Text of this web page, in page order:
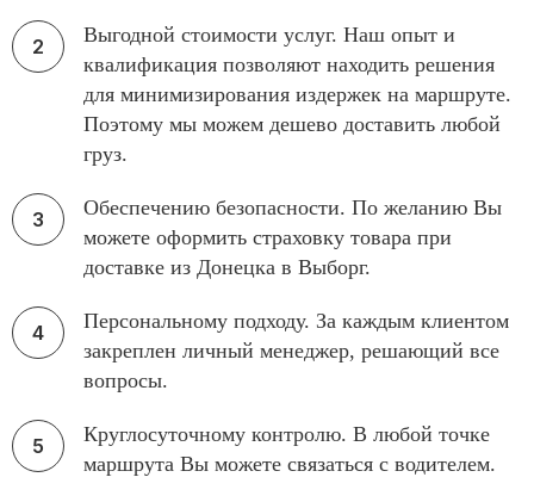
Выгодной стоимости услуг. Наш опыт и
квалификация позволяют находить решения
для минимизирования издержек на маршруте.
Поэтому мы можем дешево доставить любой
груз.
Обеспечению безопасности. По желанию Вы
можете оформить страховку товара при
доставке из Донецка в Выборг.
Персональному подходу. За каждым клиентом
закреплен личный менеджер, решающий все
вопросы.
Круглосуточному контролю. В любой точке
маршрута Вы можете связаться с водителем.